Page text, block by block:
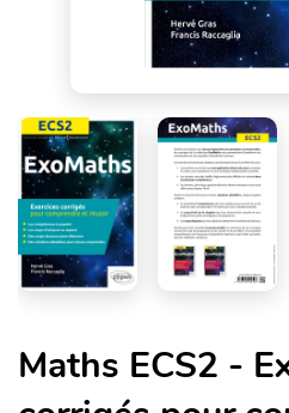
Maths ECS2 -